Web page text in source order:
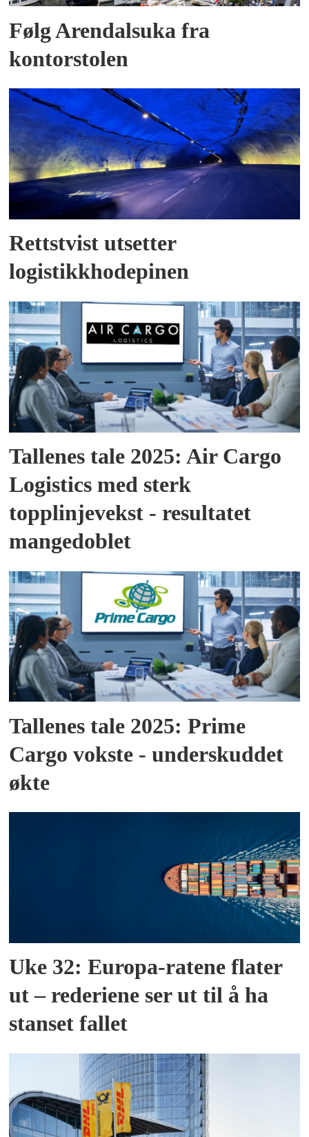
Følg Arendalsuka fra
kontorstolen
Rettstvist utsetter
logistikkhodepinen
Tallenes tale 2025: Air Cargo
Logistics med sterk
topplinjevekst - resultatet
mangedoblet
Tallenes tale 2025: Prime
Cargo vokste - underskuddet
økte
Uke 32: Europa-ratene flater
ut – rederiene ser ut til å ha
stanset fallet